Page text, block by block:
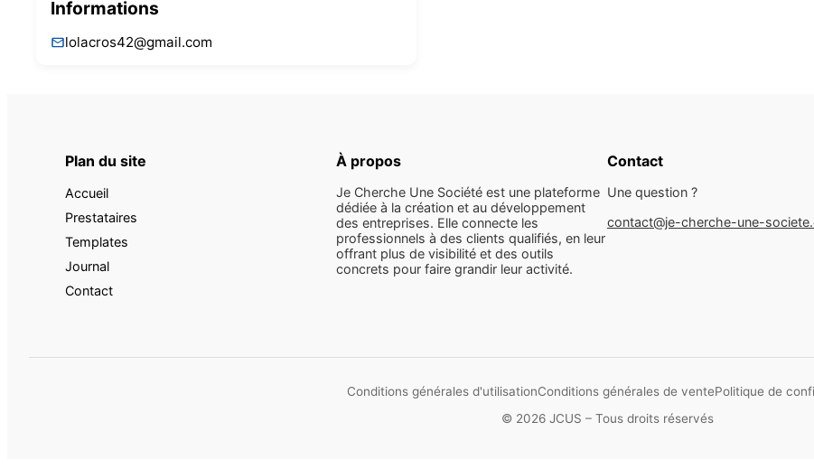
Informations
lolacros42@gmail.com
Plan du site
Accueil
Prestataires
Templates
Journal
Contact
À propos
Je Cherche Une Société est une plateforme
dédiée à la création et au développement
des entreprises. Elle connecte les
professionnels à des clients qualifiés, en leur
offrant plus de visibilité et des outils
concrets pour faire grandir leur activité.
Contact
Une question ?
contact@je-cherche-une-
Conditions générales d'utilisationConditions générales de ventePolitique de
© 2026 JCUS – Tous droits réservés